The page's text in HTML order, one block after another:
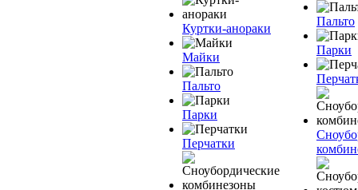
Куртки-анораки
Майки
Пальто
Парки
Перчатки
Пальто
Парки